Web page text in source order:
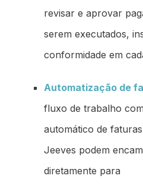
revisar e aprovar
serem executados,
conformidade em
Automatização de
fluxo de trabalho
automático de
Jeeves podem
diretamente para